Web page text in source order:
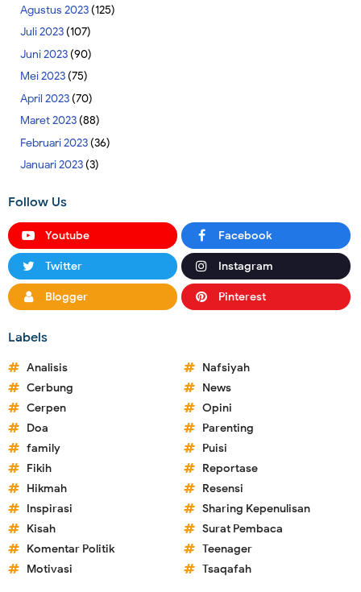
Agustus 2023(125)
Juli 2023(107)
Juni 2023(90)
Mei 2023(75)
April 2023(70)
Maret 2023(88)
Februari 2023(36)
Januari 2023(3)
Follow Us
Youtube Facebook
Twitter Instagram
Blogger Pinterest
Labels
Analisis
Cerbung
Cerpen
Doa
family
Fikih
Hikmah
Inspirasi
Kisah
Komentar Politik
Motivasi
Nafsiyah
News
Opini
Parenting
Puisi
Reportase
Resensi
Sharing Kepenulisan
Surat Pembaca
Teenager
Tsaqafah